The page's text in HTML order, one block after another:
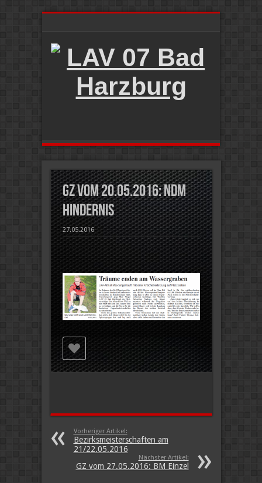
GZ vom 20.05.2016: NDM
Hindernis
27.05.2016
Vorheriger Artikel:
Bezirksmeisterschaften am
21/22.05.2016
Nächster Artikel:
GZ vom 27.05.2016: BM Einzel